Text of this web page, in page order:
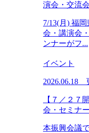
演会・交流
7/13(月) 福
会・講演会
ンナーがフ...
イベント
2026.06.18
【７／２７
会・セミナ
本振興会議